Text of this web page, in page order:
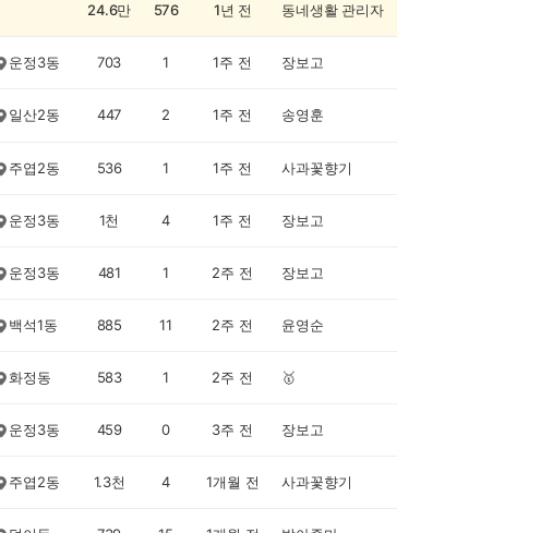
24.6만 576 1년 전 동네생활 관리자
운정3동 703 1 1주 전 장보고
일산2동 447 2 1주 전 송영훈
주엽2동 536 1 1주 전 사과꽃향기
운정3동 1천 4 1주 전 장보고
운정3동 481 1 2주 전 장보고
백석1동 885 11 2주 전 윤영순
화정동 583 1 2주 전 🥇
운정3동 459 0 3주 전 장보고
주엽2동 1.3천 4 1개월 전 사과꽃향기